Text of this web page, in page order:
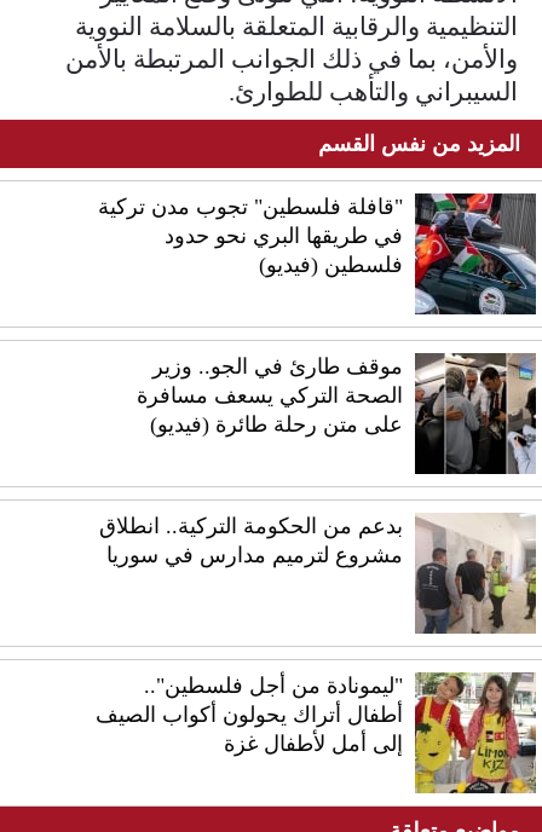
التنظيمية والرقابية المتعلقة بالسلامة النووية
والأمن، بما في ذلك الجوانب المرتبطة بالأمن
السيبراني والتأهب للطوارئ.
المزيد من نفس القسم
"قافلة فلسطين" تجوب مدن تركية
في طريقها البري نحو حدود
فلسطين (فيديو)
موقف طارئ في الجو.. وزير
الصحة التركي يسعف مسافرة
على متن رحلة طائرة (فيديو)
بدعم من الحكومة التركية.. انطلاق
مشروع لترميم مدارس في سوريا
"ليمونادة من أجل فلسطين"..
أطفال أتراك يحولون أكواب الصيف
إلى أمل لأطفال غزة